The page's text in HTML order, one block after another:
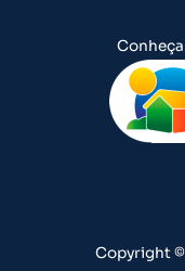
u
t
u
b
Copyright